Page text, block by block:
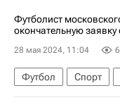
Евро-2024
Футболист
окончательную
28 мая 2024, 11:04
Футбол Спорт
Испания
Срджан